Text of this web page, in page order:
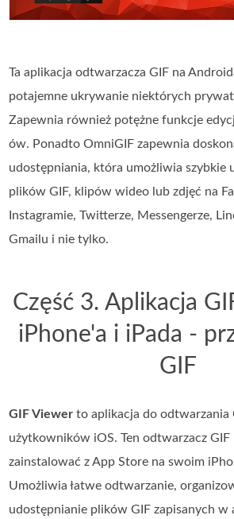
Ta aplikacja odtwarzacza GIF na
potajemne ukrywanie niektórych
Zapewnia również potężne funkcje
ów. Ponadto OmniGIF zapewnia
udostępniania, która umożliwia szybkie
plików GIF, klipów wideo lub zdjęć na
Instagramie, Twitterze, Messengerze,
Gmailu i nie tylko.
Część 3. Aplikacja
iPhone'a i iPada -
GIF
GIF Viewer to aplikacja do odtwarzania
użytkowników iOS. Ten odtwarzacz GIF
zainstalować z App Store na swoim
Umożliwia łatwe odtwarzanie,
udostępnianie plików GIF zapisanych w